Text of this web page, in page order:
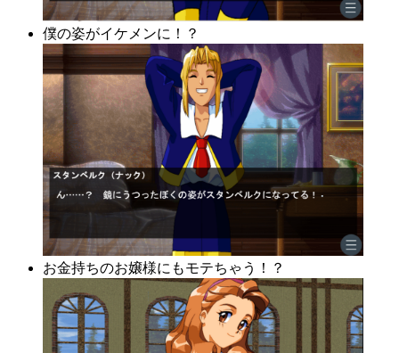
僕の姿がイケメンに！？
お金持ちのお嬢様にもモテちゃう！？